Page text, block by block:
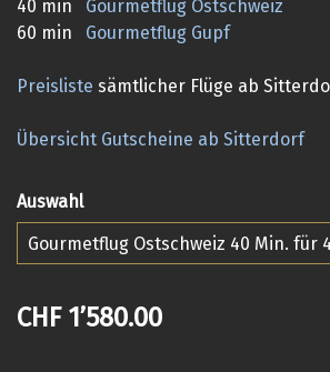
40 min Gourmetflug Ostschweiz
60 min Gourmetflug Gupf
Preisliste sämtlicher Flüge ab
Übersicht Gutscheine ab Sitterdorf
Auswahl
CHF 1’580.00